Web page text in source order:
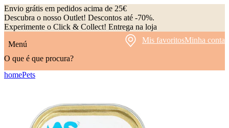
Envio grátis em pedidos acima de 25€
Descubra o nosso Outlet! Descontos até -70%.
Experimente o Click & Collect! Entrega na loja
Menú
Mis favoritosMinha conta
O que é que procura?
homePets